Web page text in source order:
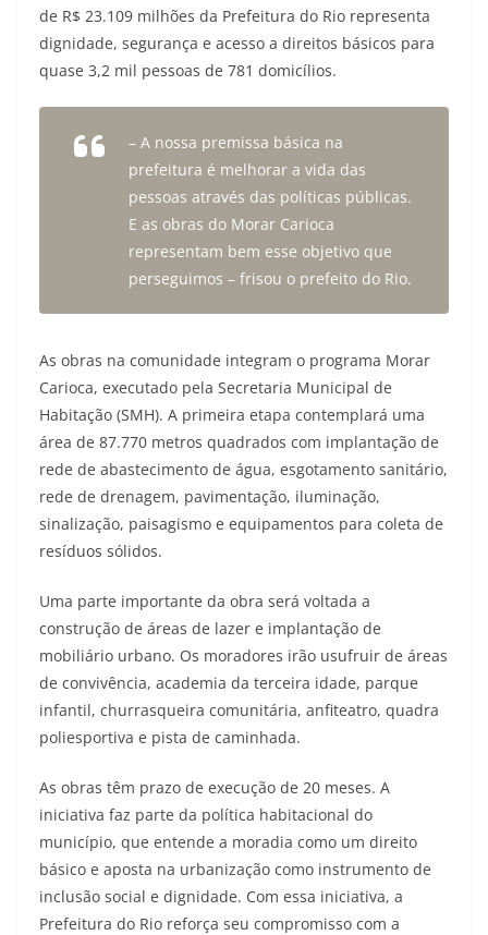
de R$ 23.109 milhões da Prefeitura do Rio representa
dignidade, segurança e acesso a direitos básicos para
quase 3,2 mil pessoas de 781 domicílios.
– A nossa premissa básica na
prefeitura é melhorar a vida das
pessoas através das políticas públicas.
E as obras do Morar Carioca
representam bem esse objetivo que
perseguimos – frisou o prefeito do Rio.
As obras na comunidade integram o programa Morar
Carioca, executado pela Secretaria Municipal de
Habitação (SMH). A primeira etapa contemplará uma
área de 87.770 metros quadrados com implantação de
rede de abastecimento de água, esgotamento sanitário,
rede de drenagem, pavimentação, iluminação,
sinalização, paisagismo e equipamentos para coleta de
resíduos sólidos.
Uma parte importante da obra será voltada a
construção de áreas de lazer e implantação de
mobiliário urbano. Os moradores irão usufruir de áreas
de convivência, academia da terceira idade, parque
infantil, churrasqueira comunitária, anfiteatro, quadra
poliesportiva e pista de caminhada.
As obras têm prazo de execução de 20 meses. A
iniciativa faz parte da política habitacional do
município, que entende a moradia como um direito
básico e aposta na urbanização como instrumento de
inclusão social e dignidade. Com essa iniciativa, a
Prefeitura do Rio reforça seu compromisso com a